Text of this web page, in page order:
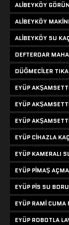
ALIBEYKÖY
ALIBEYKÖY
ALIBEYKÖY SU
DEFTERDAR
DÜĞMECILER
EYÜP
EYÜP
EYÜP
EYÜP CIHAZLA
EYÜP KAMERALI
EYÜP PIMAŞ AÇMA
EYÜP PIS SU
EYÜP RAMI CUMA
EYÜP ROBOTLA